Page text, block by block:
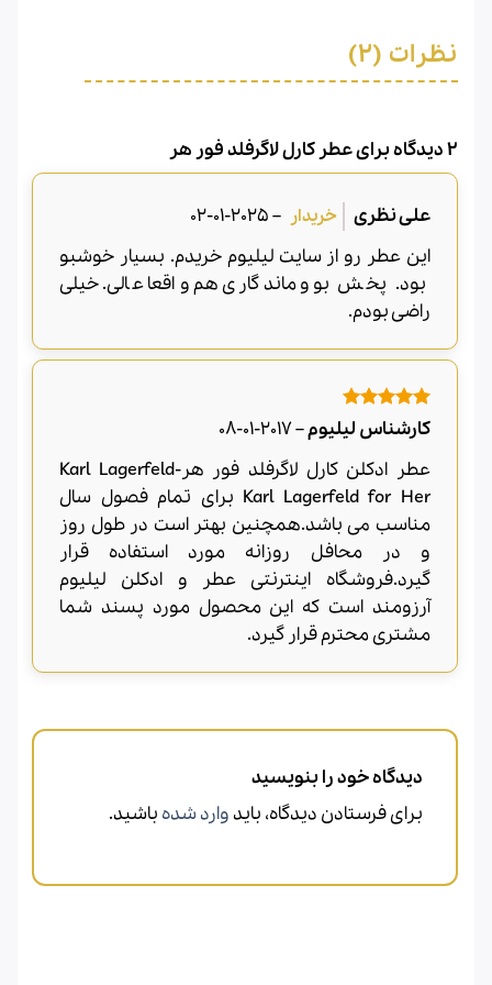
نظرات (2)
2 دیدگاه برای عطر کارل لاگرفلد فور هر
علی نظری –
2025-01-02
این عطر رو از سایت لیلیوم خریدم. بسیار خوشبو
بود. پخش بو و ماندگاری هم واقعا عالی. خیلی
راضی بودم.
امتیاز5
از
5
کارشناس لیلیوم–
2017-01-08
عطر ادکلن کارل لاگرفلد فور هر-Karl Lagerfeld
Karl Lagerfeld for Her برای تمام فصول سال
مناسب می باشد.همچنین بهتر است در طول روز
و در محافل روزانه مورد استفاده قرار
گیرد.فروشگاه اینترنتی عطر و ادکلن لیلیوم
آرزومند است که این محصول مورد پسند شما
مشتری محترم قرار گیرد.
دیدگاه خود را بنویسید
برای فرستادن دیدگاه، باید وارد شده باشید.